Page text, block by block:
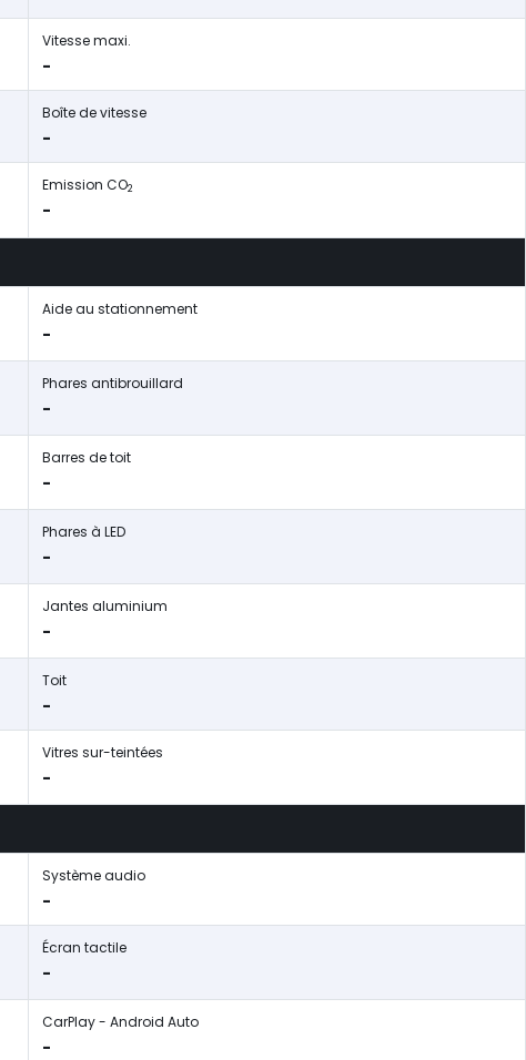
Vitesse maxi.
-
Boîte de vitesse
-
Emission CO2
-
Aide au stationnement
-
Phares antibrouillard
-
Barres de toit
-
Phares à LED
-
Jantes aluminium
-
Toit
-
Vitres sur-teintées
-
Système audio
-
Écran tactile
-
CarPlay - Android Auto
-